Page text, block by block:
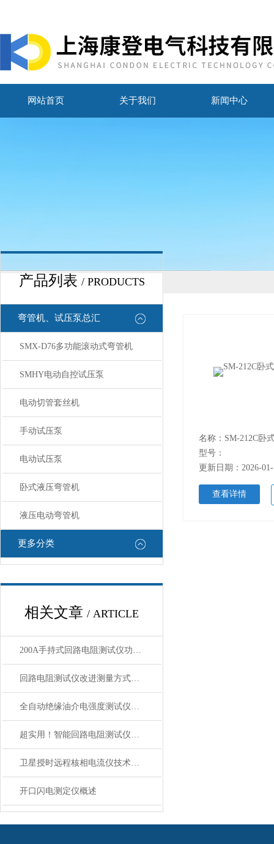
网站首页 关于我们 新闻中心
产品列表 / PRODUCTS
弯管机、试压泵总汇
SMX-D76多功能滚动式弯管机
SMHY电动自控试压泵
电动切管套丝机
手动试压泵
电动试压泵
卧式液压弯管机
液压电动弯管机
更多分类
相关文章 / ARTICLE
200A手持式回路电阻测试仪功能与技术参数
回路电阻测试仪改进测量方式经验探讨
全自动绝缘油介电强度测试仪的良好性能源于核心功能模块精密集成
超实用！智能回路电阻测试仪定期维护保养方法大汇总
卫星授时远程核相电流仪技术参数
开口闪电测定仪概述
名称：SM-212C卧
型号：
更新日期：2026-
查看详情